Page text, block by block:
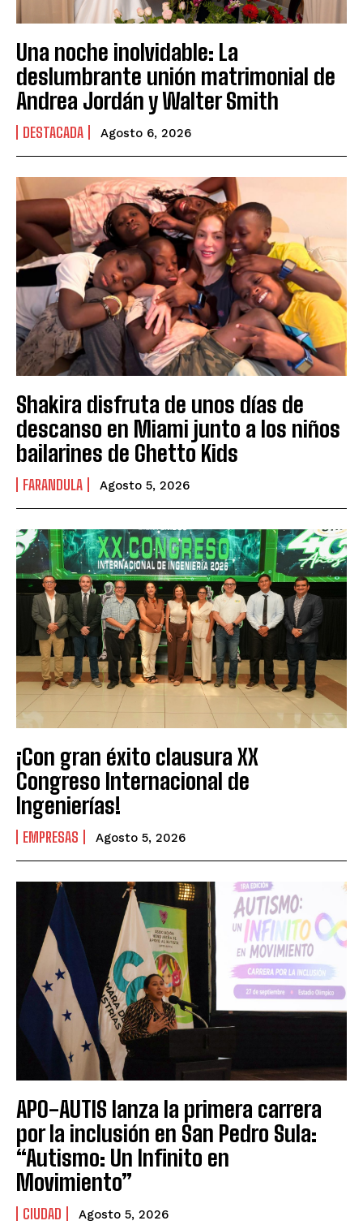
Una noche inolvidable: La
deslumbrante unión matrimonial de
Andrea Jordán y Walter Smith
DESTACADA Agosto 6, 2026
Shakira disfruta de unos días de
descanso en Miami junto a los niños
bailarines de Ghetto Kids
FARANDULA Agosto 5, 2026
¡Con gran éxito clausura XX
Congreso Internacional de
Ingenierías!
EMPRESAS Agosto 5, 2026
APO-AUTIS lanza la primera carrera
por la inclusión en San Pedro Sula:
“Autismo: Un Infinito en
Movimiento”
CIUDAD Agosto 5, 2026